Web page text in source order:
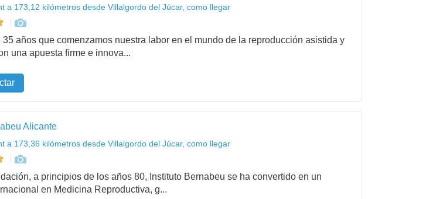
a 173,12 kilómetros desde Villalgordo del Júcar, como llegar
35 años que comenzamos nuestra labor en el mundo de la reproducción asistida y
una apuesta firme e innova...
Alicante
a 173,36 kilómetros desde Villalgordo del Júcar, como llegar
a principios de los años 80, Instituto Bernabeu se ha convertido en un
en Medicina Reproductiva, g...